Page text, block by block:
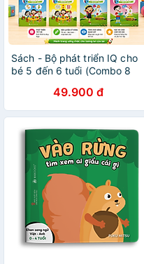
Sách - Bộ phát triển IQ cho
bé 5 đến 6 tuổi (Combo 8
49.900 đ